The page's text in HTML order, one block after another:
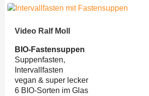
Video Ralf Moll
BIO-Fastensuppen
Suppenfasten,
Intervallfasten
vegan & super lecker
6 BIO-Sorten im Glas